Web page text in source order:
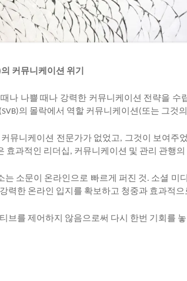
의 커뮤니케이션 위기
때나 나쁠 때나 강력한 커뮤니케이션 전략을 수
의 몰락에서 역할 커뮤니케이션 (또는 그것의
커뮤니케이션 전문가가 없었고, 그것이 보여주
효과적인 리더십 , 커뮤니케이션 및 관리 관행의
는 소문이 온라인으로 빠르게 퍼진 것 . 소셜 미
강력한 온라인 입지를 확보하고 청중과 효과적으
브를 제어하지 않음으로써 다시 한번 기회를